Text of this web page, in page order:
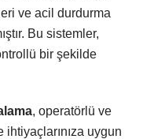
ve acil durdurma
Bu sistemler,
bir şekilde
, operatörlü ve
uygun